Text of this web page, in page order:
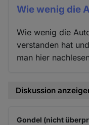
Wie wenig die
Wie wenig die
verstanden hat
man hier
Diskussion
Gondel (nicht